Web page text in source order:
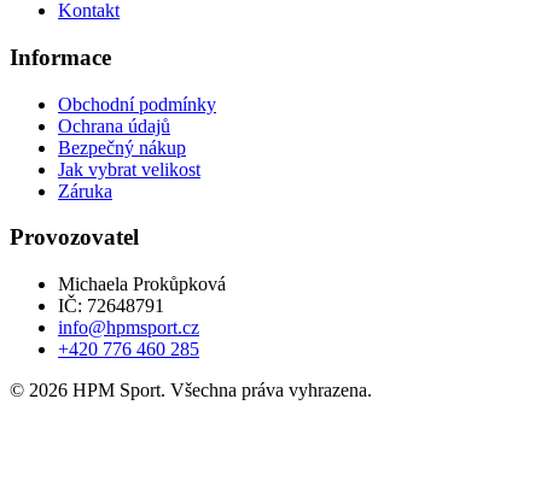
Kontakt
Informace
Obchodní podmínky
Ochrana údajů
Bezpečný nákup
Jak vybrat velikost
Záruka
Provozovatel
Michaela Prokůpková
IČ: 72648791
info@hpmsport.cz
+420 776 460 285
© 2026 HPM Sport. Všechna práva vyhrazena.